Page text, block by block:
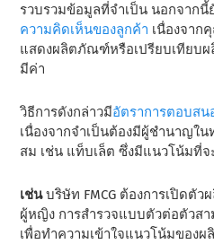
รวบรวมข้อมูลที่จําเป็น นอกจาก
ความคิดเห็นของลูกค้า เนื่องจาก
แสดงผลิตภัณฑ์หรือเปรียบเทียบ
มีค่า
วิธีการดังกล่าวมีอัตราการตอบสน
เนื่องจากจําเป็นต้องมีผู้ชํานาญใ
สม เช่น แท็บเล็ต ซึ่งมีแนวโน้มที่จ
เช่นบริษัท FMCG ต้องการเปิดตั
ผู้หญิง การสํารวจแบบตัวต่อตัวส
เพื่อทําความเข้าใจแนวโน้มของ